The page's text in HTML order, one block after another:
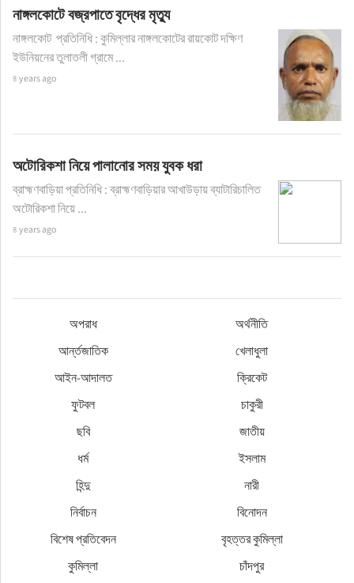
নাঙ্গলকোটে বজ্রপাতে বৃদ্ধের মৃত্যু
নাঙ্গলকোট প্রতিনিধি : কুমিল্লার নাঙ্গলকোটের রায়কোট দক্ষিণ
ইউনিয়নের তুলাতলী গ্রামে ...
৪ years ago
অটোরিকশা নিয়ে পালানোর সময় যুবক ধরা
ব্রাহ্মণবাড়িয়া প্রতিনিধি : ব্রাহ্মণবাড়িয়ার আখাউড়ায় ব্যাটারিচালিত
অটোরিকশা নিয়ে ...
৪ years ago
অপরাধ
অর্থনীতি
আর্ন্তজাতিক
খেলাধুলা
আইন-আদালত
ক্রিকেট
ফুটবল
চাকুরী
ছবি
জাতীয়
ধর্ম
ইসলাম
হিন্দু
নারী
নির্বাচন
বিনোদন
বিশেষ প্রতিবেদন
বৃহত্তর কুমিল্লা
কুমিল্লা
চাঁদপুর